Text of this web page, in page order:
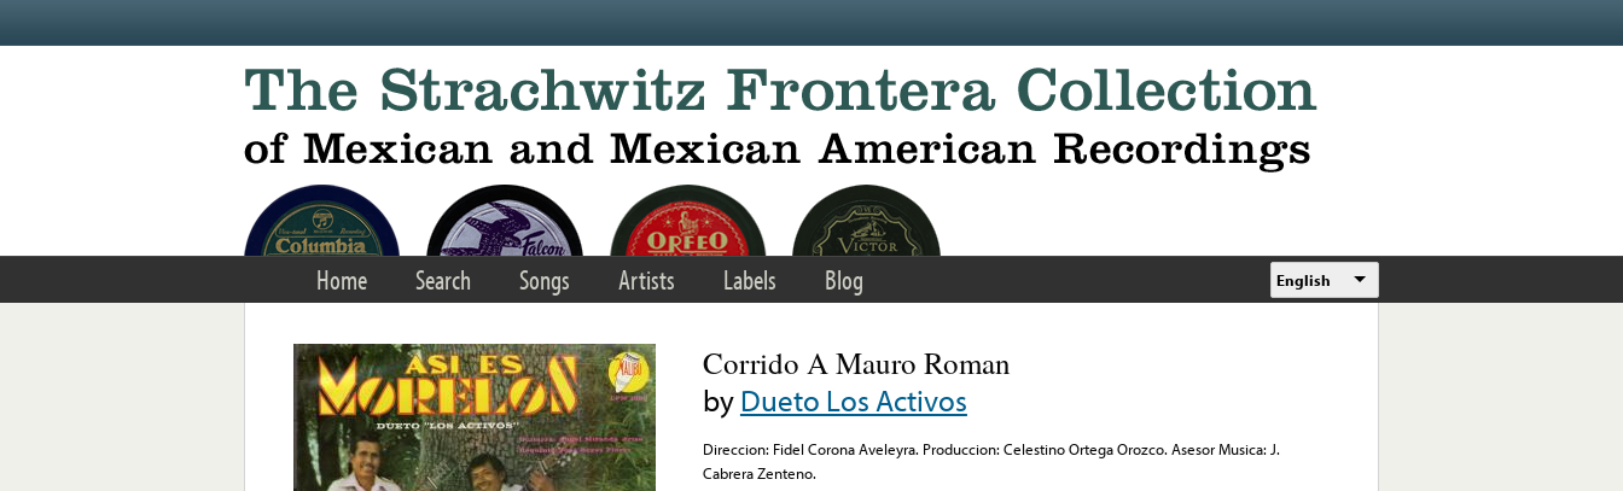
Home Search Songs Artists Labels Blog English
Corrido A Mauro Roman
byDueto Los Activos
Direccion: Fidel Corona Aveleyra. Produccion: Celestino Ortega Orozco. Asesor Musica: J.
Cabrera Zenteno.